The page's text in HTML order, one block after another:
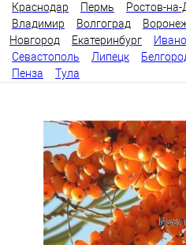
Краснодар
Пермь Ростов-
Владимир
Волгоград
Новгород
Екатеринбург
Севастополь
Липецк
Пенза
Тула